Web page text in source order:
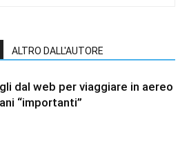
ALTRO DALL'AUTORE
dal web per viaggiare in aereo
“importanti”